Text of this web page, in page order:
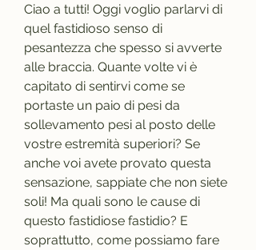
Ciao a tutti! Oggi voglio parlarvi di
quel fastidioso senso di
pesantezza che spesso si avverte
alle braccia. Quante volte vi è
capitato di sentirvi come se
portaste un paio di pesi da
sollevamento pesi al posto delle
vostre estremità superiori? Se
anche voi avete provato questa
sensazione, sappiate che non siete
soli! Ma quali sono le cause di
questo fastidiose fastidio? E
soprattutto, come possiamo fare